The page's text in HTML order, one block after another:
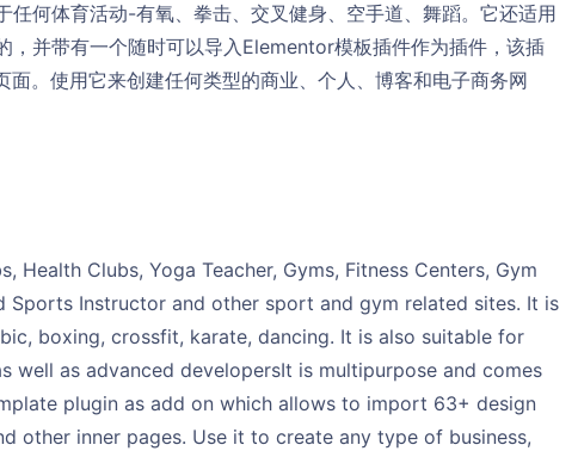
何体育活动-有氧、拳击、交叉健身、空手道、舞蹈。它还适用
，并带有一个随时可以导入Elementor模板插件作为插件，该插
。使用它来创建任何类型的商业、个人、博客和电子商务网
Health Clubs, Yoga Teacher, Gyms, Fitness Centers, Gym
Sports Instructor and other sport and gym related sites. It is
boxing, crossfit, karate, dancing. It is also suitable for
well as advanced developersIt is multipurpose and comes
plugin as add on which allows to import 63+ design
other inner pages. Use it to create any type of business,